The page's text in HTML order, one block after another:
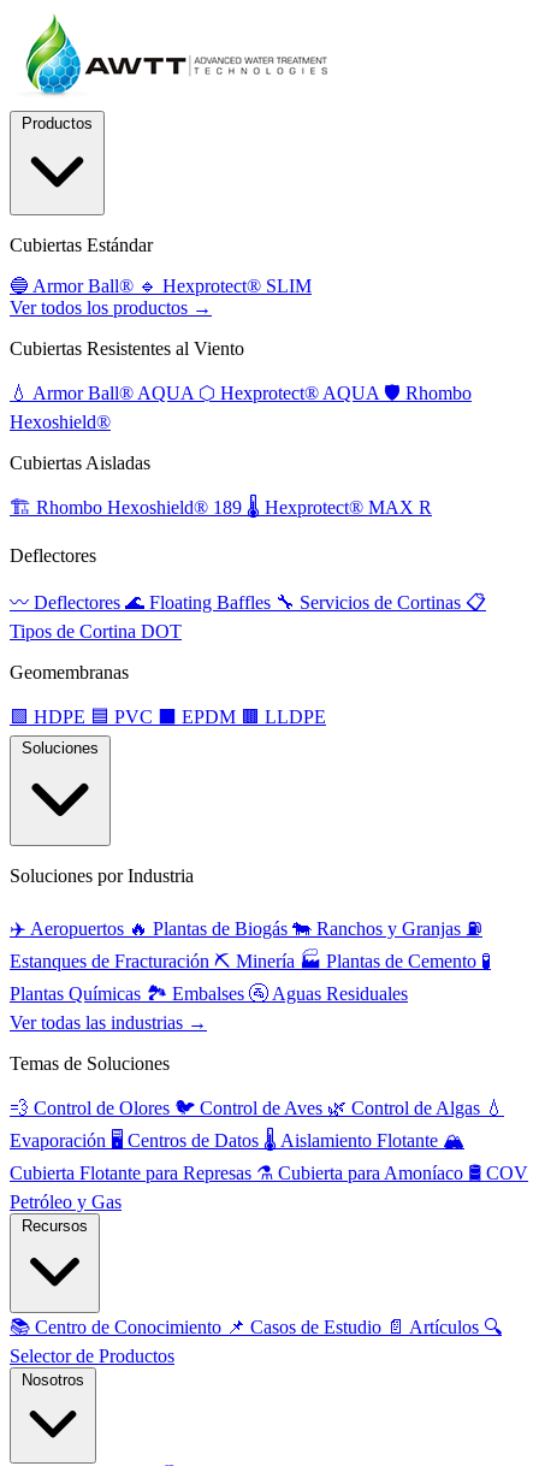
Cubiertas Estándar
🔵 Armor Ball® 🔹 Hexprotect® SLIM
Ver todos los productos →
Cubiertas Resistentes al Viento
💧 Armor Ball® AQUA ⬡ Hexprotect® AQUA 🛡️ Rhombo
Hexoshield®
Cubiertas Aisladas
🏗️ Rhombo Hexoshield® 189 🌡️ Hexprotect® MAX R
Deflectores
〰️ Deflectores 🌊 Floating Baffles 🔧 Servicios de Cortinas 📋
Tipos de Cortina DOT
Geomembranas
🟩 HDPE 🟦 PVC EPDM 🟫 LLDPE
Soluciones por Industria
✈️ Aeropuertos 🔥 Plantas de Biogás 🐄 Ranchos y Granjas ⛽
Estanques de Fracturación ⛏️ Minería 🏭 Plantas de Cemento 🧪
Plantas Químicas 🏞️ Embalses 🚰 Aguas Residuales
Ver todas las industrias →
Temas de Soluciones
💨 Control de Olores 🐦 Control de Aves 🌿 Control de Algas 💧
Evaporación 🖥️ Centros de Datos 🌡️ Aislamiento Flotante 🏔️
Cubierta Flotante para Represas ⚗️ Cubierta para Amoníaco 🛢️ COV
Petróleo y Gas
📚 Centro de Conocimiento 📌 Casos de Estudio 📄 Artículos 🔍
Selector de Productos